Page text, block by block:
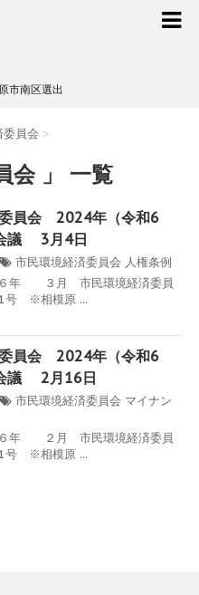
市南区選出
員会 >
会 」 一覧
員会 2024年（令和6
議 3月4日
市民環境経済委員会 人権条例
年 ３月 市民環境経済委員
号 ※相模原 ...
員会 2024年（令和6
議 2月16日
市民環境経済委員会 マイナン
年 ２月 市民環境経済委員
号 ※相模原 ...